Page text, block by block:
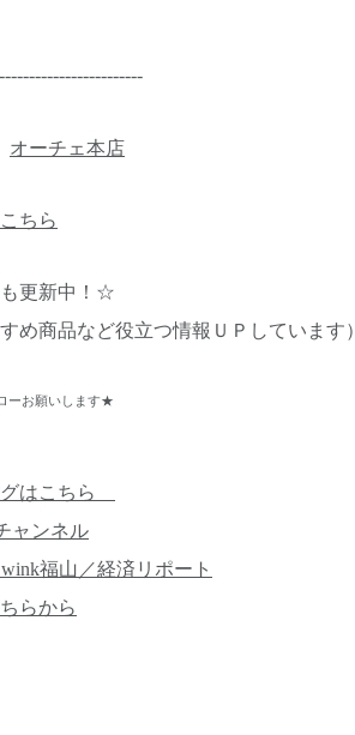
オーチェ本店
ちら
更新中！☆
め商品など役立つ情報ＵＰしています）
ーお願いします★
グはこちら
ャンネル
福山／経済リポート
らから